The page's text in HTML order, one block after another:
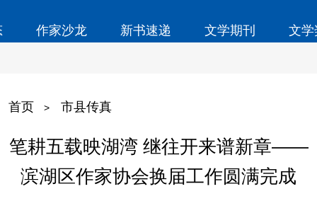
作家沙龙 新书速递 文学期刊 文
首页 > 市县传真
笔耕五载映湖湾 继往开来谱新章——
滨湖区作家协会换届工作圆满完成